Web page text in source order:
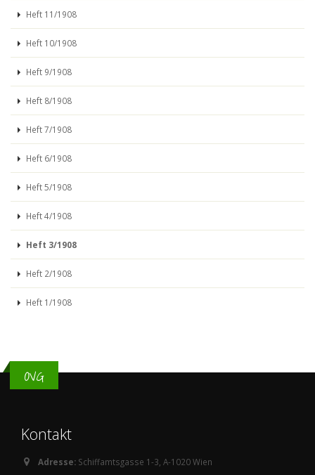
Heft 11/1908
Heft 10/1908
Heft 9/1908
Heft 8/1908
Heft 7/1908
Heft 6/1908
Heft 5/1908
Heft 4/1908
Heft 3/1908
Heft 2/1908
Heft 1/1908
OVG
Kontakt
Adresse: Schiffamtsgasse 1-3, A-1020 Wien